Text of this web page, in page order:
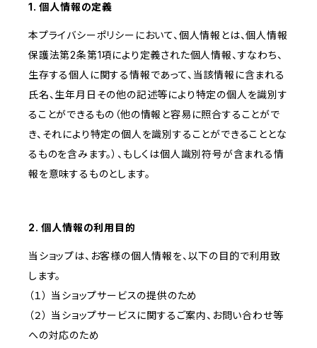
1. 個人情報の定義
本プライバシーポリシーにおいて、個人情報とは、個人情報
保護法第2条第1項により定義された個人情報、すなわち、
生存する個人に関する情報であって、当該情報に含まれる
氏名、生年月日その他の記述等により特定の個人を識別す
ることができるもの（他の情報と容易に照合することがで
き、それにより特定の個人を識別することができることとな
るものを含みます。）、もしくは個人識別符号が含まれる情
報を意味するものとします。
2. 個人情報の利用目的
当ショップは、お客様の個人情報を、以下の目的で利用致
します。
（１） 当ショップサービスの提供のため
（２） 当ショップサービスに関するご案内、お問い合わせ等
への対応のため